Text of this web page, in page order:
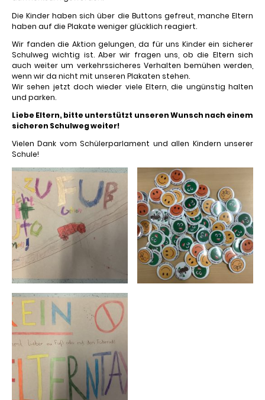
Die Kinder haben sich über die Buttons gefreut, manche Eltern
haben auf die Plakate weniger glücklich reagiert.
Wir fanden die Aktion gelungen, da für uns Kinder ein sicherer
Schulweg wichtig ist. Aber wir fragen uns, ob die Eltern sich
auch weiter um verkehrssicheres Verhalten bemühen werden,
wenn wir da nicht mit unseren Plakaten stehen.
Wir sehen jetzt doch wieder viele Eltern, die ungünstig halten
und parken.
Liebe Eltern, bitte unterstützt unseren Wunsch nach einem
sicheren Schulweg weiter!
Vielen Dank vom Schülerparlament und allen Kindern unserer
Schule!